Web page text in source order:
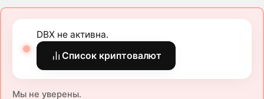
DBX не активна.
Список криптовалют
Мы не уверены.